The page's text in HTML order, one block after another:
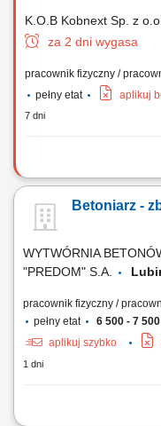
K.O.B Kobnext Sp. z o.o.
za 2 dni wygasa
pracownik fizyczny /
pełny etat
aplikuj
7 dni
Zakres obowiązków:
Betoniarz -
WYTWÓRNIA
"PREDOM" S.A.
pracownik fizyczny /
pełny etat
6 500 - 7 500
aplikuj szybko
1 dni